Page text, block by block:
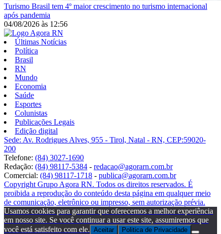
Turismo Brasil tem 4º maior crescimento no turismo internacional
após pandemia
04/08/2026 às 12:56
Últimas Notícias
Política
Brasil
RN
Mundo
Economia
Saúde
Esportes
Colunistas
Publicações Legais
Edição digital
Sede: Av. Rodrigues Alves, 955 - Tirol, Natal - RN, CEP:59020-
200
Telefone: (84) 3027-1690
Redação: (84) 98117-5384 - redacao@agorarn.com.br
Comercial: (84) 98117-1718 - publica@agorarn.com.br
Copyright Grupo Agora RN. Todos os direitos reservados. É
proibida a reprodução do conteúdo desta página em qualquer meio
de comunicação, eletrônico ou impresso, sem autorização prévia.
Usamos cookies para garantir que oferecemos a melhor experiência
em nosso site. Se você continuar a usar este site, assumiremos que
você está satisfeito com ele. Aceitar Politica de Privacidade